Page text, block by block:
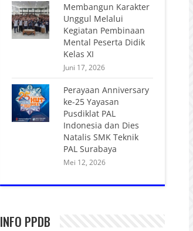
Membangun Karakter
Unggul Melalui
Kegiatan Pembinaan
Mental Peserta Didik
Kelas XI
Juni 17, 2026
Perayaan Anniversary
ke-25 Yayasan
Pusdiklat PAL
Indonesia dan Dies
Natalis SMK Teknik
PAL Surabaya
Mei 12, 2026
INFO PPDB